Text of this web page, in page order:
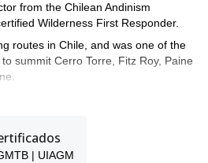
from the Chilean Andinism
Wilderness First Responder.
routes in Chile, and was one of the
summit Cerro Torre, Fitz Roy, Paine
mountain in Cajón del Maipo, in
Patagonia.
I skied down Mount Illimani
| UIAGM